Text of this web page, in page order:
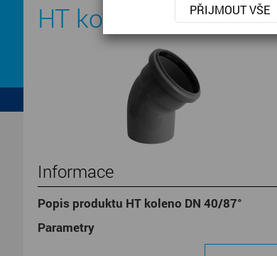
HT koleno DN 40/87°
Informace
Popis produktu HT koleno DN 40/87°
Parametry
PŘIJMOUT VŠE